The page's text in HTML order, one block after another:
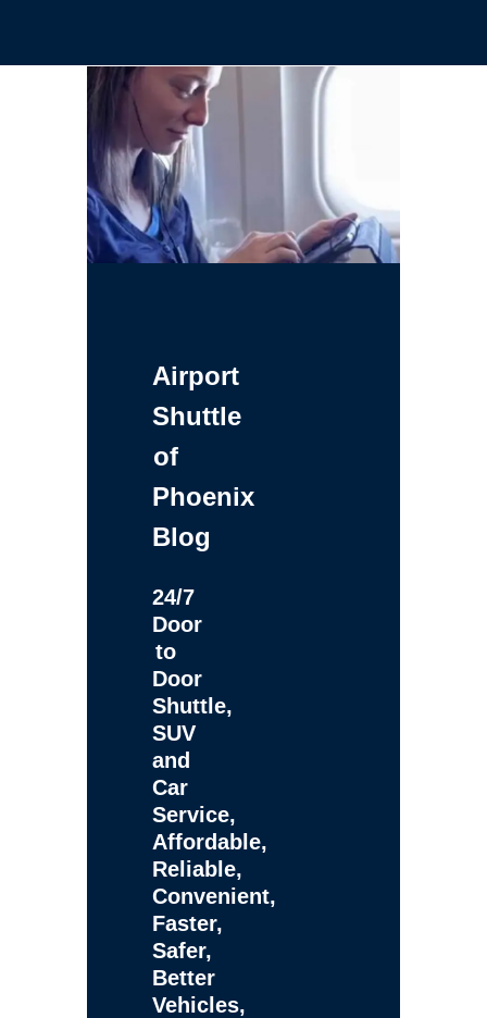
Airport
Shuttle
of
Phoenix
Blog
24/7
Door
to
Door
Shuttle,
SUV
and
Car
Service,
Affordable,
Reliable,
Convenient,
Faster,
Safer,
Better
Vehicles,